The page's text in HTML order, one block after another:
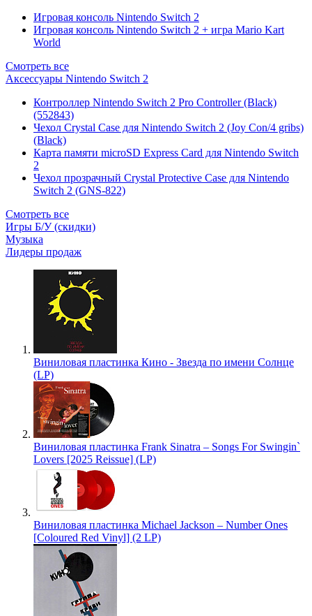
Игровая консоль Nintendo Switch 2
Игровая консоль Nintendo Switch 2 + игра Mario Kart
World
Смотреть все
Аксессуары Nintendo Switch 2
Контроллер Nintendo Switch 2 Pro Controller (Black)
(552843)
Чехол Сrystal Сase для Nintendo Switch 2 (Joy Con/4 gribs)
(Black)
Карта памяти microSD Express Card для Nintendo Switch
2
Чехол прозрачный Crystal Protective Case для Nintendo
Switch 2 (GNS-822)
Смотреть все
Игры Б/У (скидки)
Музыка
Лидеры продаж
Виниловая пластинка Кино - Звезда по имени Солнце
(LP)
Виниловая пластинка Frank Sinatra – Songs For Swingin`
Lovers [2025 Reissue] (LP)
Виниловая пластинка Michael Jackson – Number Ones
[Coloured Red Vinyl] (2 LP)